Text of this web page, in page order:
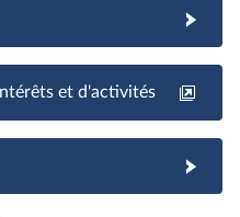
et d'activités